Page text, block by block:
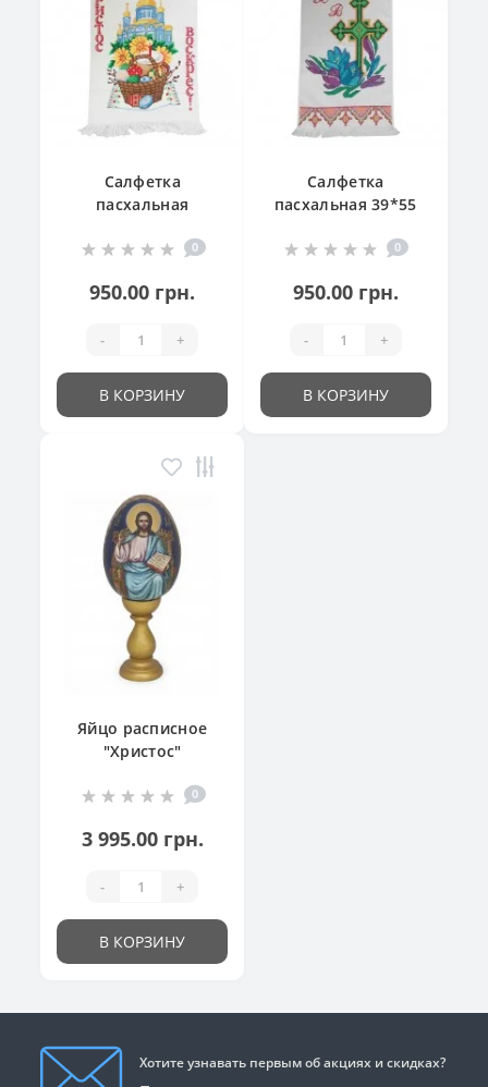
Салфетка
пасхальная
кошик"
0
950.00 грн.
- +
В КОРЗИНУ
Салфетка
пасхальная 39*55
0
950.00 грн.
- +
В КОРЗИНУ
Яйцо расписное
"Христос"
0
3 995.00 грн.
- +
В КОРЗИНУ
Хотите узнавать первым об акциях и скидках?